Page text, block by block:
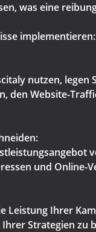
was eine
implementieren:
nutzen,
den Website-
und
Leistung Ihrer
Strategien zu